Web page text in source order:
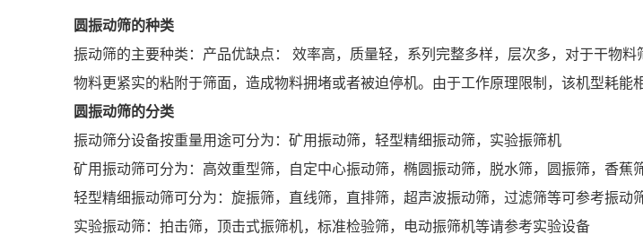
圆振动筛的种类
振动筛的主要种类：产品优缺点： 效率高，质量轻，系列完整多样，层次多，对于干物
物料更紧实的粘附于筛面，造成物料拥堵或者被迫停机。由于工作原理限制，该机型耗能
圆振动筛的分类
振动筛分设备按重量用途可分为：矿用振动筛，轻型精细振动筛，实验振筛机
矿用振动筛可分为：高效重型筛，自定中心振动筛，椭圆振动筛，脱水筛，圆振筛，香蕉
轻型精细振动筛可分为：旋振筛，直线筛，直排筛，超声波振动筛，过滤筛等可参考振动
实验振动筛：拍击筛，顶击式振筛机，标准检验筛，电动振筛机等请参考实验设备